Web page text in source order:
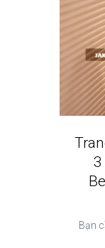
3
Bạn